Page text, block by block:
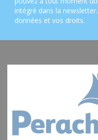
intégré dans la newsletter.
données et vos droits.